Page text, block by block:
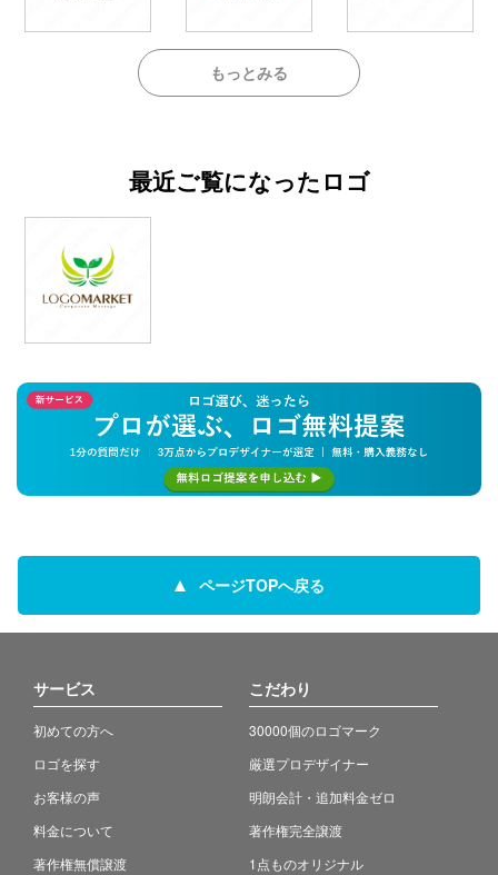
もっとみる
最近ご覧になったロゴ
ページTOPへ戻る
サービス
初めての方へ
ロゴを探す
お客様の声
料金について
著作権無償譲渡
こだわり
30000個のロゴマーク
厳選プロデザイナー
明朗会計・追加料金ゼロ
著作権完全譲渡
1点ものオリジナル